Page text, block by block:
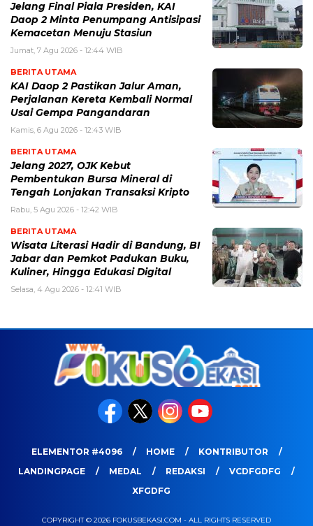
Jelang Final Piala Presiden, KAI
Daop 2 Minta Penumpang Antisipasi
Kemacetan Menuju Stasiun
Jumat, 7 Agu 2026 - 12:44 WIB
BERITA UTAMA
KAI Daop 2 Pastikan Jalur Aman,
Perjalanan Kereta Kembali Normal
Usai Gempa Pangandaran
Kamis, 6 Agu 2026 - 12:43 WIB
BERITA UTAMA
Jelang 2027, OJK Kebut
Pembentukan Bursa Mineral di
Tengah Lonjakan Transaksi Kripto
Rabu, 5 Agu 2026 - 12:42 WIB
BERITA UTAMA
Wisata Literasi Hadir di Bandung, BI
Jabar dan Pemkot Padukan Buku,
Kuliner, Hingga Edukasi Digital
Selasa, 4 Agu 2026 - 12:41 WIB
ELEMENTOR #4096 HOME
KONTRIBUTOR
LANDINGPAGE
MEDAL REDAKSI
VCDFGDFG
XFGDFG
COPYRIGHT © 2026 FOKUSBEKASI.COM - ALL RIGHTS RESERVED